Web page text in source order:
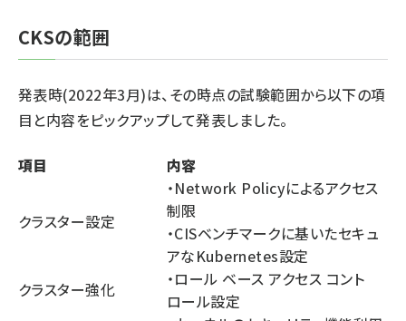
CKSの範囲
発表時(2022年3月)は、その時点の試験範囲から以下の項
目と内容をピックアップして発表しました。
項目 内容
クラスター設定
・Network Policyによるアクセス
制限
・CISベンチマークに基いたセキュ
アなKubernetes設定
クラスター強化
・ロール ベース アクセス コント
ロール設定